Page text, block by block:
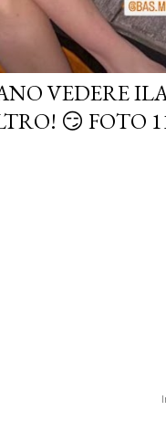
VEDERE
😏 FOTO